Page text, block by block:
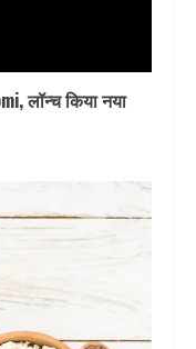
लॉन्च किया नया